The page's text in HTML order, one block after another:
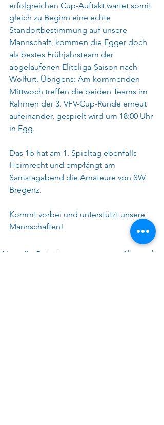
erfolgreichen Cup-Auftakt wartet somit
gleich zu Beginn eine echte
Standortbestimmung auf unsere
Mannschaft, kommen die Egger doch
als bestes Frühjahrsteam der
abgelaufenen Eliteliga-Saison nach
Wolfurt. Übrigens: Am kommenden
Mittwoch treffen die beiden Teams im
Rahmen der 3. VFV-Cup-Runde erneut
aufeinander, gespielt wird um 18:00 Uhr
in Egg.
Das 1b hat am 1. Spieltag ebenfalls
Heimrecht und empfängt am
Samstagabend die Amateure von SW
Bregenz.
Kommt vorbei und unterstützt unsere
Mannschaften!
Aktuelle Beiträge Alle ansehen